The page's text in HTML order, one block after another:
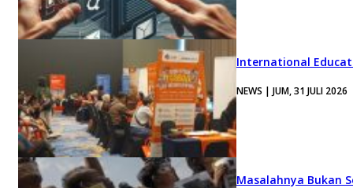
International
NEWS | JUM, 31 JULI 2026
Masalahnya Bukan